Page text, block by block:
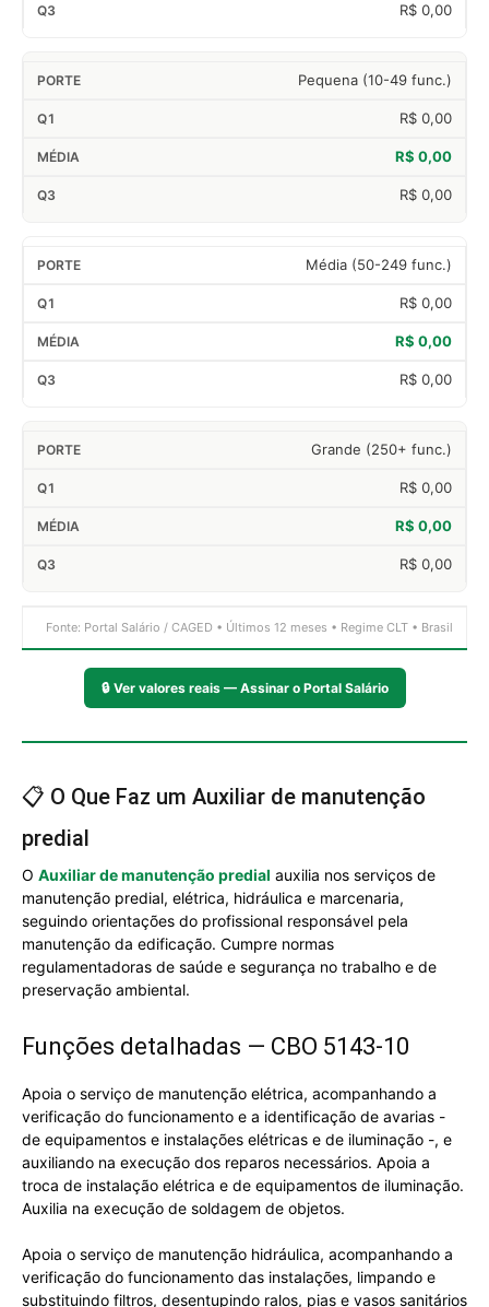
R$ 0,00
Pequena (10-49 func.)
R$ 0,00
R$ 0,00
R$ 0,00
Média (50-249 func.)
R$ 0,00
R$ 0,00
R$ 0,00
Grande (250+ func.)
R$ 0,00
R$ 0,00
R$ 0,00
Fonte: Portal Salário / CAGED • Últimos 12 meses • Regime CLT • Brasil
🔒 Ver valores reais — Assinar o Portal Salário
📋 O Que Faz um Auxiliar de manutenção
predial
O Auxiliar de manutenção predial auxilia nos serviços de
manutenção predial, elétrica, hidráulica e marcenaria,
seguindo orientações do profissional responsável pela
manutenção da edificação. Cumpre normas
regulamentadoras de saúde e segurança no trabalho e de
preservação ambiental.
Funções detalhadas — CBO 5143-10
Apoia o serviço de manutenção elétrica, acompanhando a
verificação do funcionamento e a identificação de avarias -
de equipamentos e instalações elétricas e de iluminação -, e
auxiliando na execução dos reparos necessários. Apoia a
troca de instalação elétrica e de equipamentos de iluminação.
Auxilia na execução de soldagem de objetos.
Apoia o serviço de manutenção hidráulica, acompanhando a
verificação do funcionamento das instalações, limpando e
substituindo filtros, desentupindo ralos, pias e vasos sanitários